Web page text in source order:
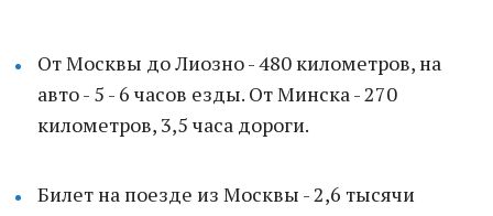
От Москвы до Лиозно - 480 километров, на
авто - 5 - 6 часов езды. От Минска - 270
километров, 3,5 часа дороги.
Билет на поезде из Москвы - 2,6 тысячи